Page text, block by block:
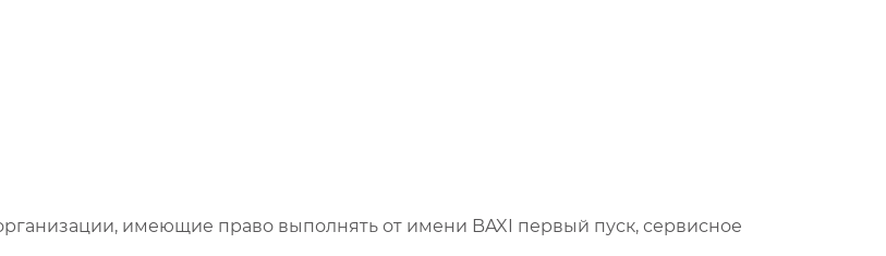
имеющие право выполнять от имени BAXI первый пуск, сервисное